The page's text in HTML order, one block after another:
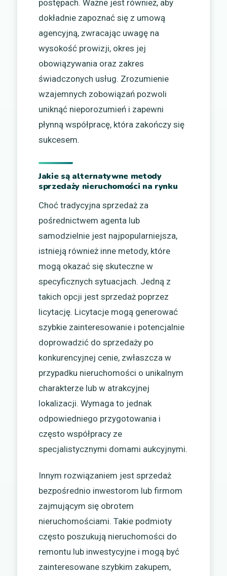
postępach. Ważne jest również, aby
dokładnie zapoznać się z umową
agencyjną, zwracając uwagę na
wysokość prowizji, okres jej
obowiązywania oraz zakres
świadczonych usług. Zrozumienie
wzajemnych zobowiązań pozwoli
uniknąć nieporozumień i zapewni
płynną współpracę, która zakończy się
sukcesem.
Jakie są alternatywne metody
sprzedaży nieruchomości na rynku
Choć tradycyjna sprzedaż za
pośrednictwem agenta lub
samodzielnie jest najpopularniejsza,
istnieją również inne metody, które
mogą okazać się skuteczne w
specyficznych sytuacjach. Jedną z
takich opcji jest sprzedaż poprzez
licytację. Licytacje mogą generować
szybkie zainteresowanie i potencjalnie
doprowadzić do sprzedaży po
konkurencyjnej cenie, zwłaszcza w
przypadku nieruchomości o unikalnym
charakterze lub w atrakcyjnej
lokalizacji. Wymaga to jednak
odpowiedniego przygotowania i
często współpracy ze
specjalistycznymi domami aukcyjnymi.
Innym rozwiązaniem jest sprzedaż
bezpośrednio inwestorom lub firmom
zajmującym się obrotem
nieruchomościami. Takie podmioty
często poszukują nieruchomości do
remontu lub inwestycyjne i mogą być
zainteresowane szybkim zakupem,